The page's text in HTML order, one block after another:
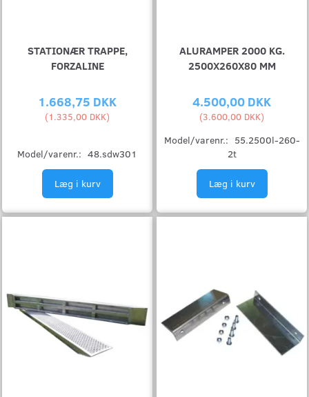
STATIONÆR TRAPPE,
FORZALINE
1.668,75 DKK
(1.335,00 DKK)
Model/varenr.: 48.sdw301
Læg i kurv
ALURAMPER 2000 KG.
2500X260X80 MM
4.500,00 DKK
(3.600,00 DKK)
Model/varenr.: 55.2500l-260-
2t
Læg i kurv